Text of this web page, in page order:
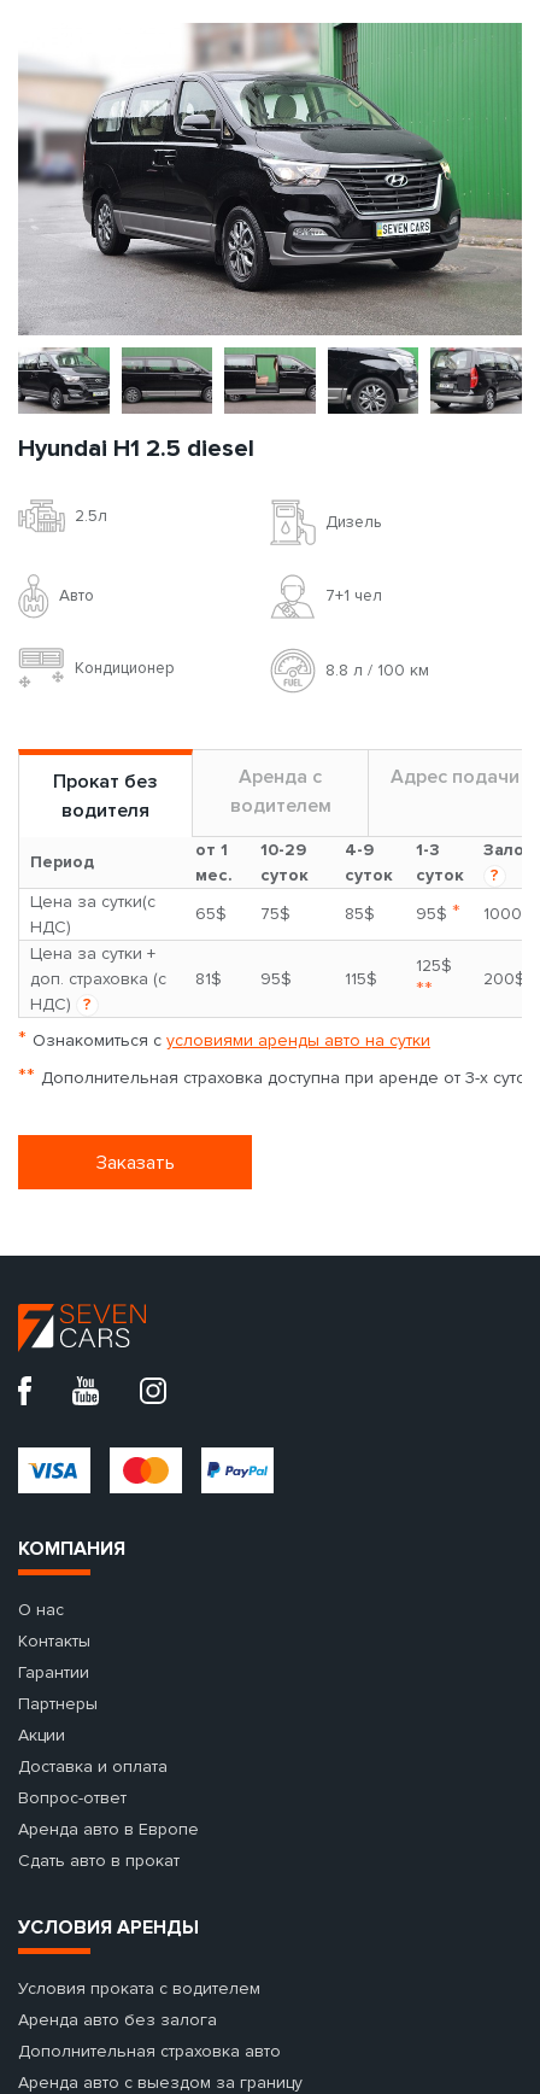
Hyundai H1 2.5 diesel
2.5л Дизель
Авто 7+1 чел
Кондиционер 8.8 л / 100 км
Прокат без
водителя
Аренда с
водителем
Адрес подачи
Период
от 1
мес.
10-29
суток
4-9
суток
1-3
суток
Залог
?
Цена за сутки(с
НДС)
65$ 75$ 85$ 95$ *
1000$
Цена за сутки +
доп. страховка (с
НДС)
?
81$ 95$ 115$
125$
** 200$
* Ознакомиться с условиями аренды авто на сутки
** Дополнительная страховка доступна при аренде от 3-х суток
Заказать
КОМПАНИЯ
О нас
Контакты
Гарантии
Партнеры
Акции
Доставка и оплата
Вопрос-ответ
Аренда авто в Европе
Сдать авто в прокат
УСЛОВИЯ АРЕНДЫ
Условия проката с водителем
Аренда авто без залога
Дополнительная страховка авто
Аренда авто с выездом за границу